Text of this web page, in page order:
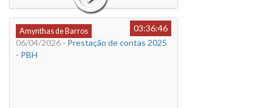
Amynthas de Barros
03:36:46
06/04/2026 - Prestação de contas 2025
- PBH